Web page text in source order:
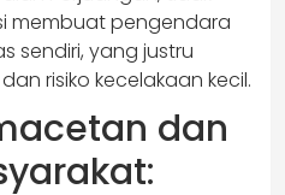
membuat pengendara
sendiri, yang justru
risiko kecelakaan kecil.
dan